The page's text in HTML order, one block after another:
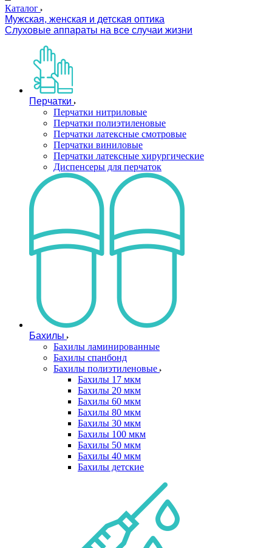
Каталог
Мужская, женская и детская оптика
Слуховые аппараты на все случаи жизни
Перчатки
Перчатки нитриловые
Перчатки полиэтиленовые
Перчатки латексные смотровые
Перчатки виниловые
Перчатки латексные хирургические
Диспенсеры для перчаток
Бахилы
Бахилы ламинированные
Бахилы спанбонд
Бахилы полиэтиленовые
Бахилы 17 мкм
Бахилы 20 мкм
Бахилы 60 мкм
Бахилы 80 мкм
Бахилы 30 мкм
Бахилы 100 мкм
Бахилы 50 мкм
Бахилы 40 мкм
Бахилы детские